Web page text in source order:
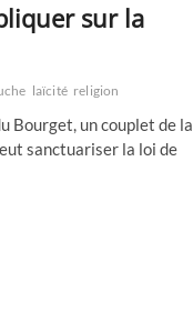
sur la
laïcité religion
Bourget, un couplet de la
sanctuariser la loi de